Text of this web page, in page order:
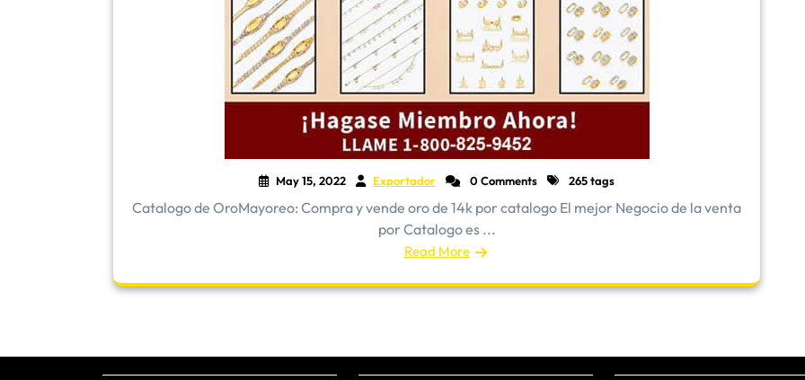
May 15, 2022 Exportador 0 Comments 265 tags
​Catalogo de OroMayoreo: Compra y vende oro de 14k por catalogo El mejor Negocio de la venta
por Catalogo es ...
Read More